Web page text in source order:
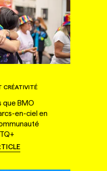
CRÉATIVITÉ
que BMO
en-ciel en